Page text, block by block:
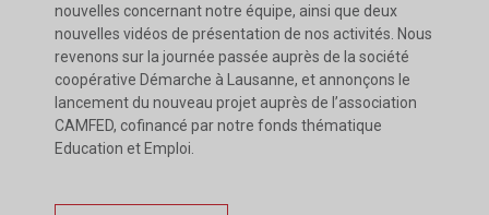
nouvelles concernant notre équipe, ainsi que deux
nouvelles vidéos de présentation de nos activités. Nous
revenons sur la journée passée auprès de la société
coopérative Démarche à Lausanne, et annonçons le
lancement du nouveau projet auprès de l’association
CAMFED, cofinancé par notre fonds thématique
Education et Emploi.